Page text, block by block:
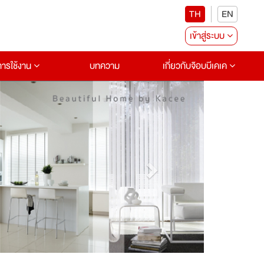
TH
EN
เข้าสู่ระบบ
รใช้งาน
บทความ เกี่ยวกับจ๊อบบีเคเค
Next